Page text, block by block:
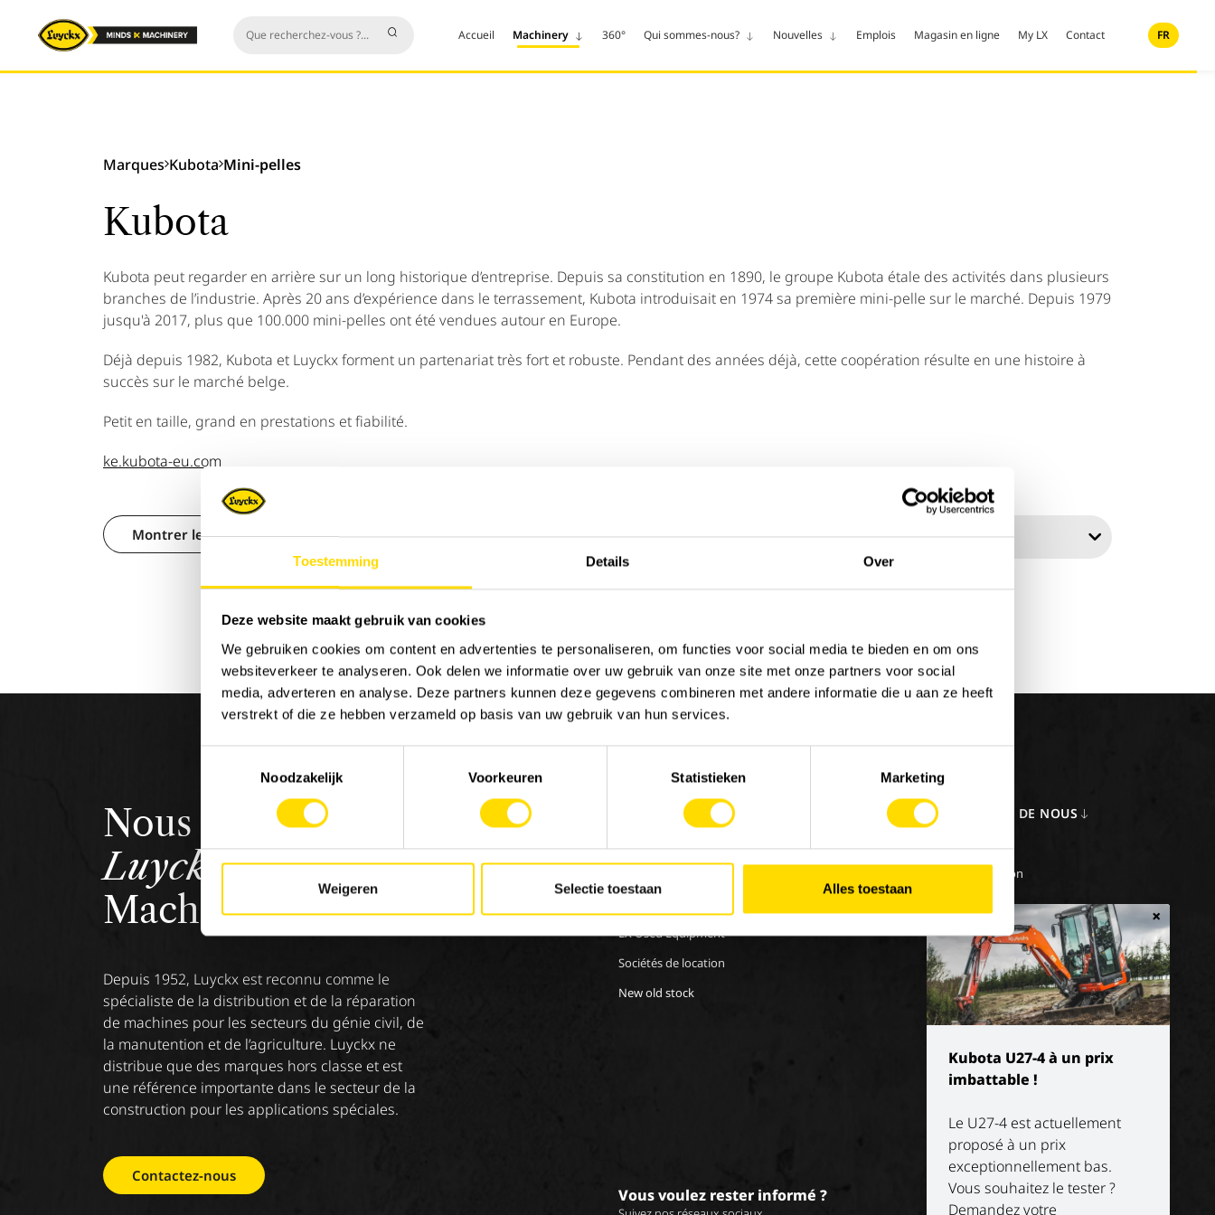
Toestemming Details Over
Deze website maakt gebruik van cookies
We gebruiken cookies om content en advertenties te personaliseren, om functies voor social media te bieden en om ons
websiteverkeer te analyseren. Ook delen we informatie over uw gebruik van onze site met onze partners voor social
media, adverteren en analyse. Deze partners kunnen deze gegevens combineren met andere informatie die u aan ze heeft
verstrekt of die ze hebben verzameld op basis van uw gebruik van hun services.
Noodzakelijk
Voorkeuren Statistieken Marketing
Weigeren Selectie toestaan Alles toestaan
Accueil Machinery 360° Qui sommes-nous? Nouvelles Emplois Magasin en ligne My LX Contact FR
Marques Kubota Mini-pelles
Kubota
Kubota peut regarder en arrière sur un long historique d’entreprise. Depuis sa constitution en 1890, le groupe Kubota étale des activités dans plusieurs
branches de l’industrie. Après 20 ans d’expérience dans le terrassement, Kubota introduisait en 1974 sa première mini-pelle sur le marché. Depuis 1979
jusqu'à 2017, plus que 100.000 mini-pelles ont été vendues autour en Europe.
Déjà depuis 1982, Kubota et Luyckx forment un partenariat très fort et robuste. Pendant des années déjà, cette coopération résulte en une histoire à
succès sur le marché belge.
Petit en taille, grand en prestations et fiabilité.
ke.kubota-eu.com
Montrer les filtres Trier par:
×
Kubota U27-4 à un prix
imbattable !
Le U27-4 est actuellement
proposé à un prix
exceptionnellement bas.
Vous souhaitez le tester ?
Demandez votre
Nous sommes
Luyckx, Minds &
Machinery.
Depuis 1952, Luyckx est reconnu comme le
spécialiste de la distribution et de la réparation
de machines pour les secteurs du génie civil, de
la manutention et de l’agriculture. Luyckx ne
distribue que des marques hors classe et est
une référence importante dans le secteur de la
construction pour les applications spéciales.
Contactez-nous
MACHINERY
LX Used Equipment
Sociétés de location
New old stock
A PROPOS DE NOUS
Notre mission
Vous voulez rester informé ?